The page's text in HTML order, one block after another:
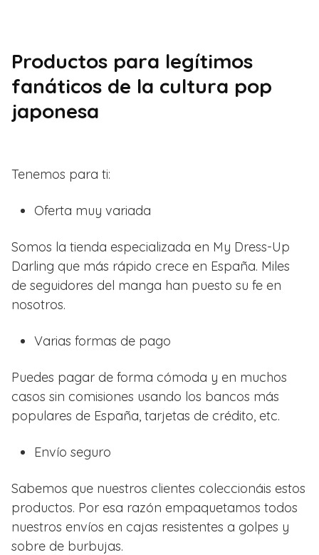
Productos para legítimos
fanáticos de la cultura pop
japonesa
Tenemos para ti:
Oferta muy variada
Somos la tienda especializada en My Dress-Up
Darling que más rápido crece en España. Miles
de seguidores del manga han puesto su fe en
nosotros.
Varias formas de pago
Puedes pagar de forma cómoda y en muchos
casos sin comisiones usando los bancos más
populares de España, tarjetas de crédito, etc.
Envío seguro
Sabemos que nuestros clientes coleccionáis estos
productos. Por esa razón empaquetamos todos
nuestros envíos en cajas resistentes a golpes y
sobre de burbujas.